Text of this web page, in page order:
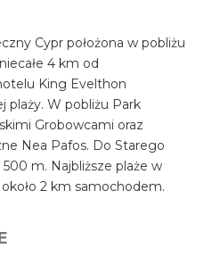
Cypr położona w pobliżu
4 km od
King Evelthon
plaży. W pobliżu Park
Grobowcami oraz
Nea Pafos. Do Starego
m. Najbliższe plaże w
2 km samochodem.